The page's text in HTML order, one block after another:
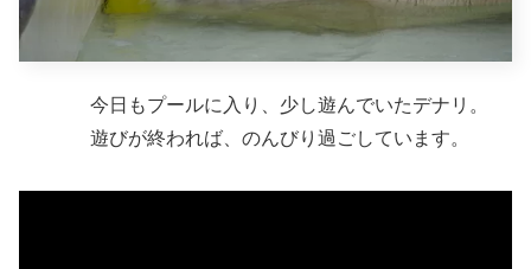
今日もプールに入り、少し遊んでいたデナリ。
遊びが終われば、のんびり過ごしています。